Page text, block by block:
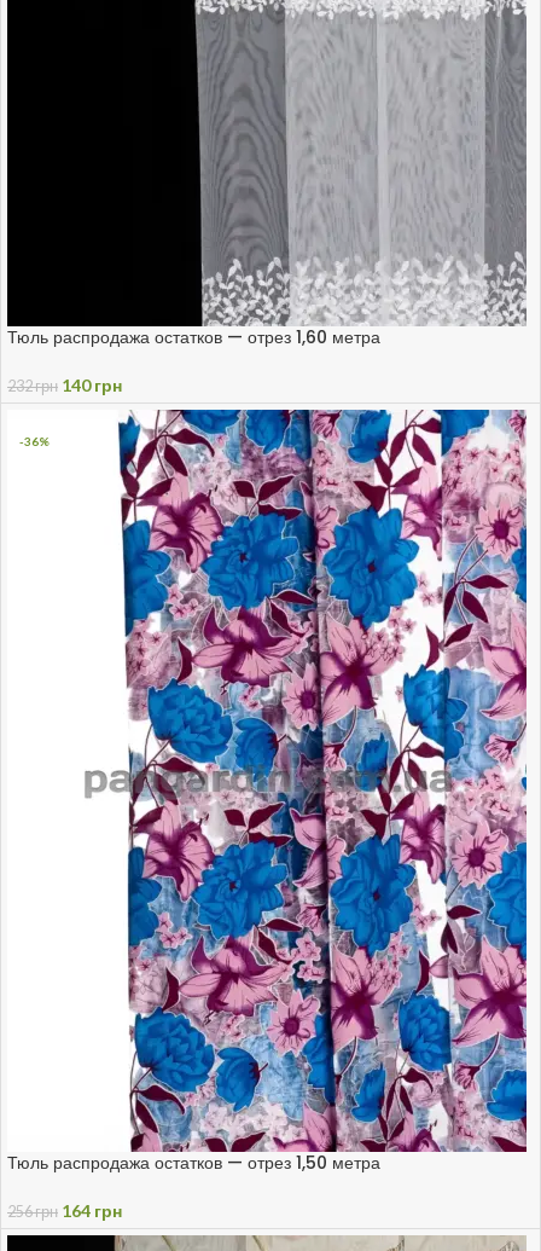
Тюль распродажа остатков — отрез 1,60 метра
232грн 140грн
-36%
Тюль распродажа остатков — отрез 1,50 метра
256грн 164 грн